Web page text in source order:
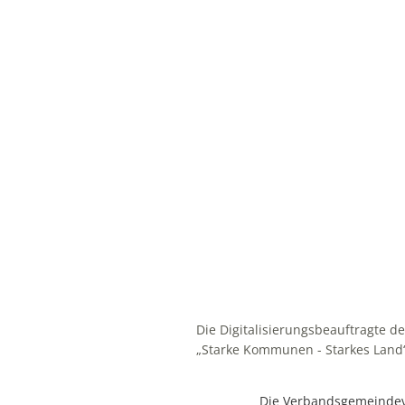
Die Digitalisierungsbeauftragte
„Starke Kommunen - Starkes
Die